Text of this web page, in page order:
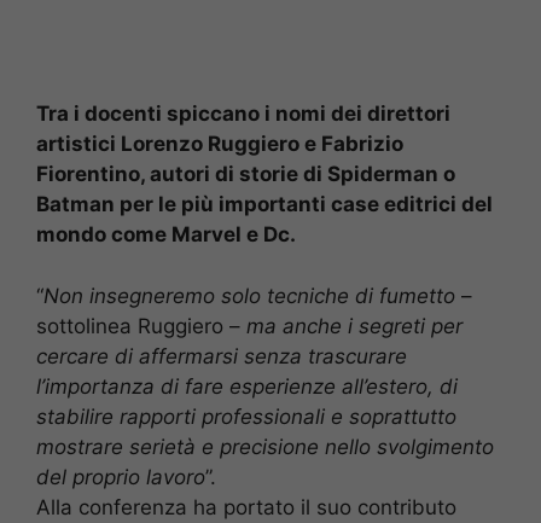
Tra i docenti spiccano i nomi dei direttori
artistici Lorenzo Ruggiero e Fabrizio
Fiorentino, autori di storie di Spiderman o
Batman per le più importanti case editrici del
mondo come Marvel e Dc.
“Non insegneremo solo tecniche di fumetto –
sottolinea Ruggiero – ma anche i segreti per
cercare di affermarsi senza trascurare
l’importanza di fare esperienze all’estero, di
stabilire rapporti professionali e soprattutto
mostrare serietà e precisione nello svolgimento
del proprio lavoro”.
Alla conferenza ha portato il suo contributo